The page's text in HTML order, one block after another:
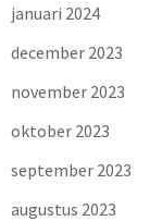
januari 2024
december 2023
november 2023
oktober 2023
september 2023
augustus 2023